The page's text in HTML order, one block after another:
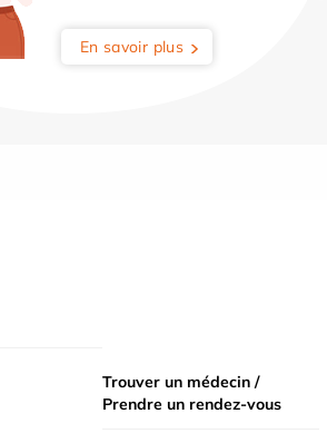
En savoir plus
Trouver un médecin /
Prendre un rendez-vous